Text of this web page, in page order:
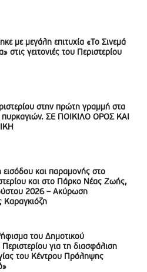
με μεγάλη επιτυχία «Το Σινεμά
στις γειτονιές του Περιστερίου
στην πρώτη γραμμή στα
ΣΕ ΠΟΙΚΙΛΟ ΟΡΟΣ ΚΑΙ
και παραμονής στο
και στο Πάρκο Νέας Ζωής,
2026 – Ακύρωση
Καραγκιόζη
του Δημοτικού
για τη διασφάλιση
του Κέντρου Πρόληψης